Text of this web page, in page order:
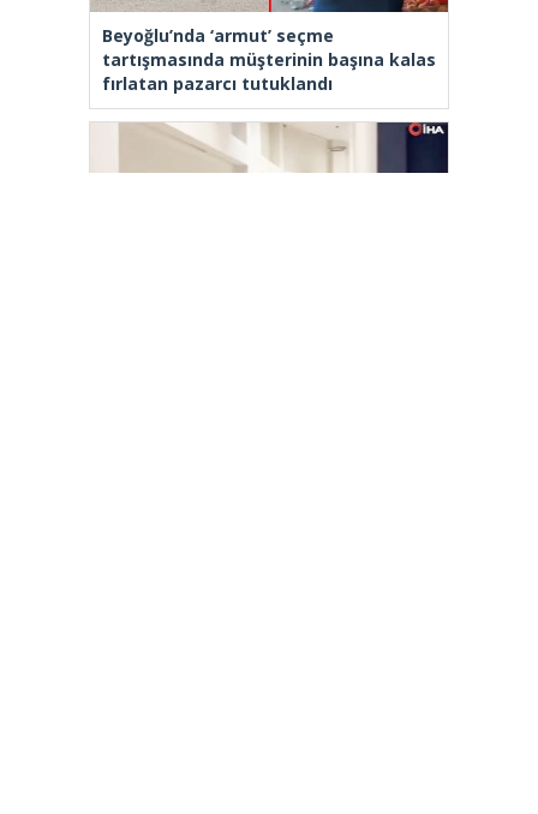
Beyoğlu’nda ‘armut’ seçme
tartışmasında müşterinin başına kalas
fırlatan pazarcı tutuklandı